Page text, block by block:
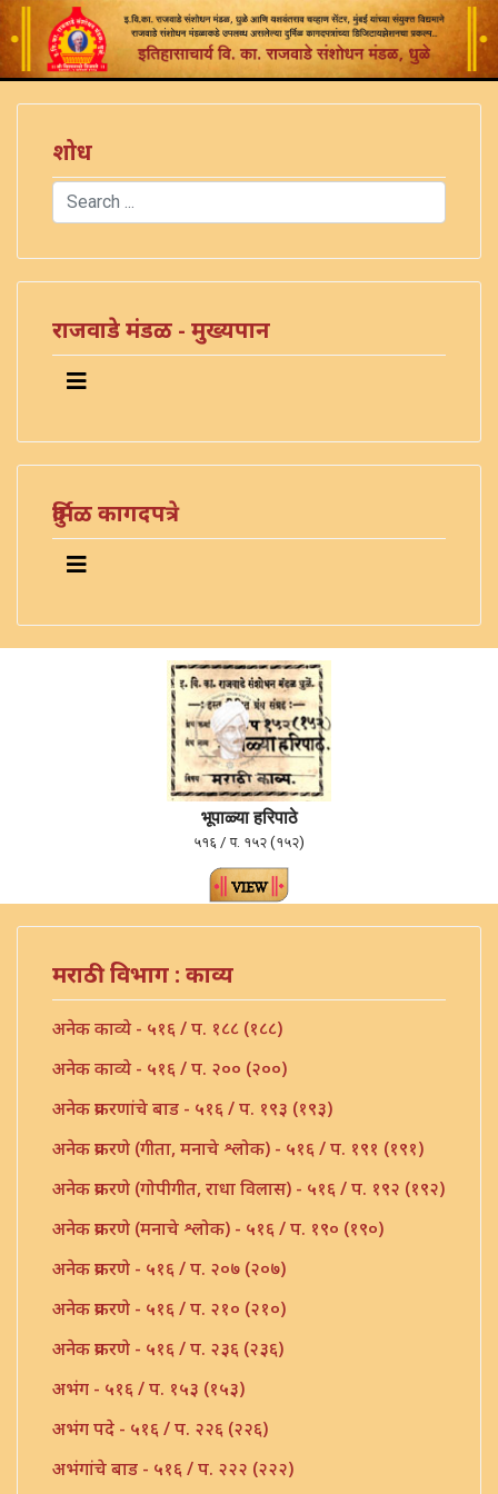
शोध
Search
राजवाडे मंडळ - मुख्यपान
दुर्मिळ कागदपत्रे
भूपाळ्या हरिपाठे
५१६ / प. १५२ (१५२)
मराठी विभाग : काव्य
अनेक काव्ये - ५१६ / प. १८८ (१८८)
अनेक काव्ये - ५१६ / प. २०० (२००)
अनेक प्रकरणांचे बाड - ५१६ / प. १९३ (१९३)
अनेक प्रकरणे (गीता, मनाचे श्लोक) - ५१६ / प. १९१ (१९१)
अनेक प्रकरणे (गोपीगीत, राधा विलास) - ५१६ / प. १९२ (१९२)
अनेक प्रकरणे (मनाचे श्लोक) - ५१६ / प. १९० (१९०)
अनेक प्रकरणे - ५१६ / प. २०७ (२०७)
अनेक प्रकरणे - ५१६ / प. २१० (२१०)
अनेक प्रकरणे - ५१६ / प. २३६ (२३६)
अभंग - ५१६ / प. १५३ (१५३)
अभंग पदे - ५१६ / प. २२६ (२२६)
अभंगांचे बाड - ५१६ / प. २२२ (२२२)